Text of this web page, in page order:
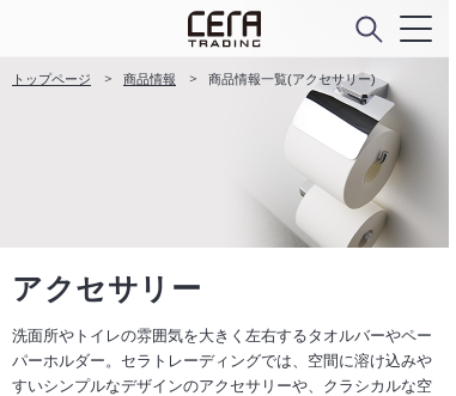
トップページ 商品情報 商品情報一覧(アクセサリー)
アクセサリー
洗面所やトイレの雰囲気を大きく左右するタオルバーやペー
パーホルダー。セラトレーディングでは、空間に溶け込みや
すいシンプルなデザインのアクセサリーや、クラシカルな空